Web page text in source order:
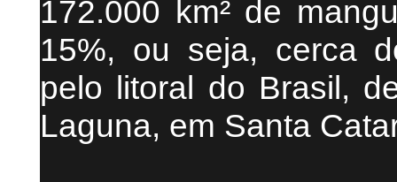
172.000 km² de
15%, ou seja, cerca
pelo litoral do Brasil,
Laguna, em Santa